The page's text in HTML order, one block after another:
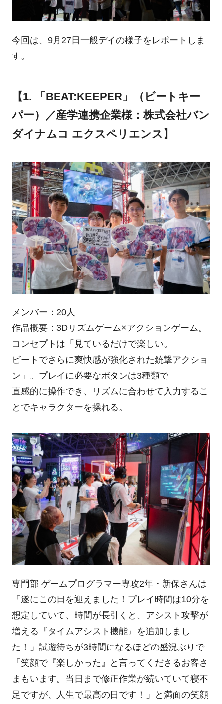
今回は、9月27日一般デイの様子をレポートしま
す。
【1. 「BEAT:KEEPER」（ビートキー
パー）／産学連携企業様：株式会社バン
ダイナムコ エクスペリエンス】
メンバー：20人
作品概要：3Dリズムゲーム×アクションゲーム。
コンセプトは「見ているだけで楽しい。
ビートでさらに爽快感が強化された銃撃アクショ
ン」。プレイに必要なボタンは3種類で
直感的に操作でき、リズムに合わせて入力するこ
とでキャラクターを操れる。
専門部 ゲームプログラマー専攻2年・新保さんは
「遂にこの日を迎えました！プレイ時間は10分を
想定していて、時間が長引くと、アシスト攻撃が
増える『タイムアシスト機能』を追加しまし
た！」試遊待ちが3時間になるほどの盛況ぶりで
「笑顔で『楽しかった』と言ってくださるお客さ
まもいます。当日まで修正作業が続いていて寝不
足ですが、人生で最高の日です！」と満面の笑顔